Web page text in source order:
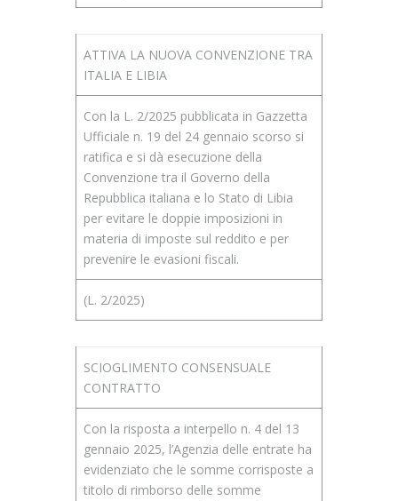
ATTIVA LA NUOVA CONVENZIONE TRA
ITALIA E LIBIA
Con la L. 2/2025 pubblicata in Gazzetta
Ufficiale n. 19 del 24 gennaio scorso si
ratifica e si dà esecuzione della
Convenzione tra il Governo della
Repubblica italiana e lo Stato di Libia
per evitare le doppie imposizioni in
materia di imposte sul reddito e per
prevenire le evasioni fiscali.
(L. 2/2025)
SCIOGLIMENTO CONSENSUALE
CONTRATTO
Con la risposta a interpello n. 4 del 13
gennaio 2025, l’Agenzia delle entrate ha
evidenziato che le somme corrisposte a
titolo di rimborso delle somme